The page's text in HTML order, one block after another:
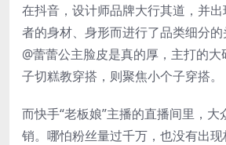
在抖音，设计师品牌大行其道，并
者的身材、身形而进行了品类细分的
@蕾蕾公主脸皮是真的厚，主打的大
子切糕教穿搭，则聚焦小个子穿搭。
而快手“老板娘”主播的直播间里，大
销。哪怕粉丝量过千万，也没有出